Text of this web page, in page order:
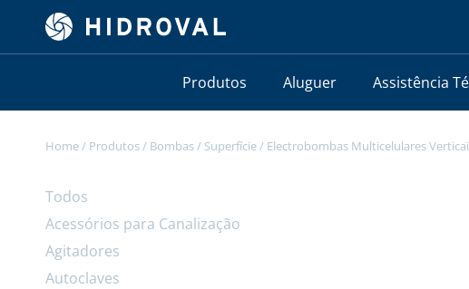
Produtos Aluguer Assistência
Home / Produtos / Bombas / Superfície / Electrobombas Multicelulares
Todos
Acessórios para Canalização
Agitadores
Autoclaves